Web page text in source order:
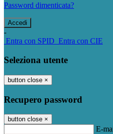
Password dimenticata?
-
Entra con SPID Entra con CIE
Seleziona utente
button close ×
Recupero password
button close ×
E-